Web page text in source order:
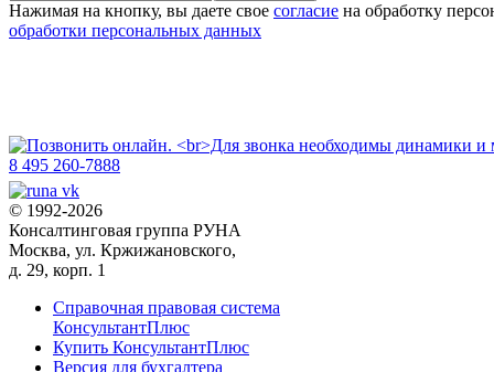
Нажимая на кнопку, вы даете свое согласие на обработку
обработки персональных данных
8 495 260-7888
© 1992-2026
Консалтинговая группа РУНА
Москва, ул. Кржижановского,
д. 29, корп. 1
Справочная правовая система
КонсультантПлюс
Купить КонсультантПлюс
Версия для бухгалтера